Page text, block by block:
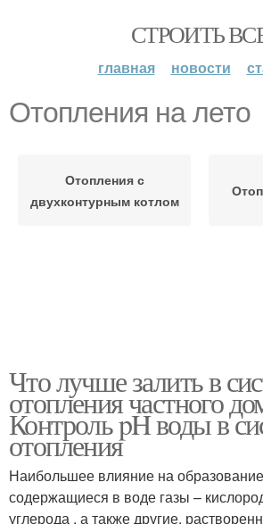
СТРОИТЬ
главная новости
Отопления на лето
Отопления с
двухконтурным котлом
Что лучше залить в
отопления частного
Контроль pH воды в
отопления
Наибольшее влияние на
содержащиеся в воде газы –
углерода , а также другие,